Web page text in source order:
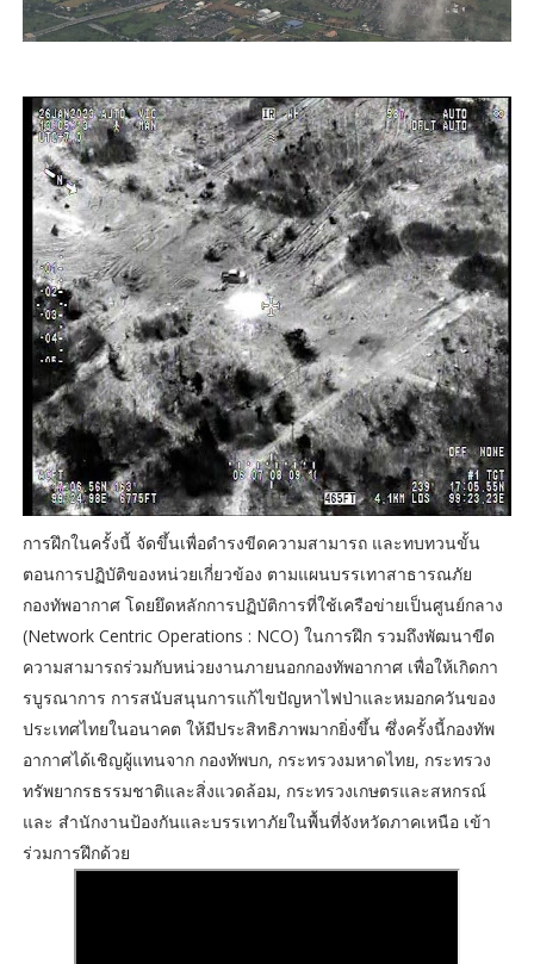
การฝึกในครั้งนี้ จัดขึ้นเพื่อดำรงขีดความสามารถ และทบทวนขั้น
ตอนการปฏิบัติของหน่วยเกี่ยวข้อง ตามแผนบรรเทาสาธารณภัย
กองทัพอากาศ โดยยึดหลักการปฏิบัติการที่ใช้เครือข่ายเป็นศูนย์กลาง
(Network Centric Operations : NCO) ในการฝึก รวมถึงพัฒนาขีด
ความสามารถร่วมกับหน่วยงานภายนอกกองทัพอากาศ เพื่อให้เกิดกา
รบูรณาการ การสนับสนุนการแก้ไขปัญหาไฟป่าและหมอกควันของ
ประเทศไทยในอนาคต ให้มีประสิทธิภาพมากยิ่งขึ้น ซึ่งครั้งนี้กองทัพ
อากาศได้เชิญผู้แทนจาก กองทัพบก, กระทรวงมหาดไทย, กระทรวง
ทรัพยากรธรรมชาติและสิ่งแวดล้อม, กระทรวงเกษตรและสหกรณ์
และ สำนักงานป้องกันและบรรเทาภัยในพื้นที่จังหวัดภาคเหนือ เข้า
ร่วมการฝึกด้วย